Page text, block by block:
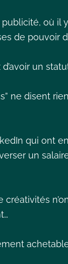
où
de pouvoir
un
ne disent
qui ont
un